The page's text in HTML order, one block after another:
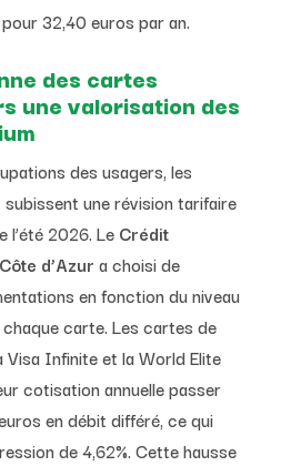
32,40 euros par an.
des cartes
une valorisation des
des usagers, les
une révision tarifaire
l’été 2026. Le Crédit
d’Azur a choisi de
en fonction du niveau
carte. Les cartes de
Visa Infinite et la World Elite
cotisation annuelle passer
en débit différé, ce qui
de 4,62%. Cette hausse